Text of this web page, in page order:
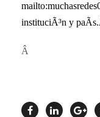
mailto:
instituciÃ³n y
Â